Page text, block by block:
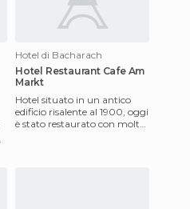
Hotel di Bacharach
Hotel Restaurant Cafe Am
Markt
Hotel situato in un antico
edificio risalente al 1900, oggi
è stato restaurato con molta